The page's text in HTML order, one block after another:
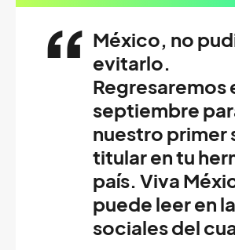
México, no
evitarlo.
Regresaremos
septiembre
nuestro primer
titular en tu
país. Viva
puede leer en
sociales del